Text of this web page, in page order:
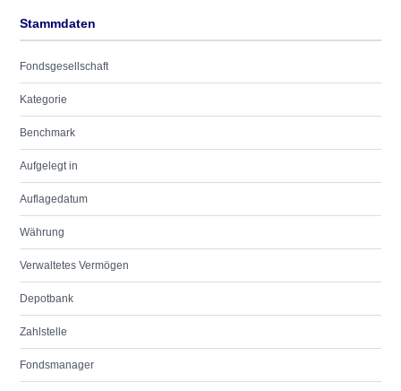
Stammdaten
Fondsgesellschaft
Kategorie
Benchmark
Aufgelegt in
Auflagedatum
Währung
Verwaltetes Vermögen
Depotbank
Zahlstelle
Fondsmanager